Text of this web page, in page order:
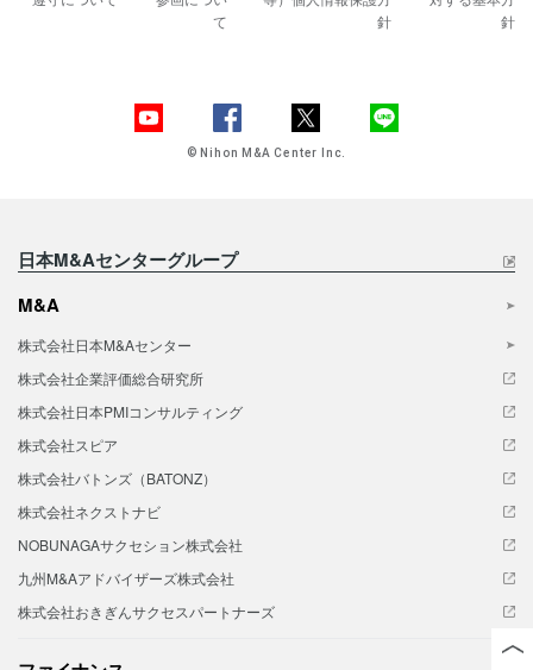
て
針
針
© Nihon M&A Center Inc.
日本M&Aセンターグループ
M&A
株式会社日本M&Aセンター
株式会社企業評価総合研究所
株式会社日本PMIコンサルティング
株式会社スピア
株式会社バトンズ（BATONZ）
株式会社ネクストナビ
NOBUNAGAサクセション株式会社
九州M&Aアドバイザーズ株式会社
株式会社おきぎんサクセスパートナーズ